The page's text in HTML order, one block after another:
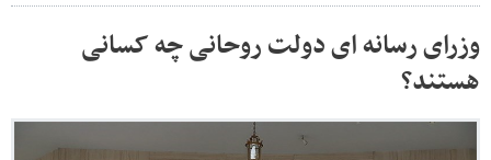
وزرای رسانه ای دولت روحانی چه کسانی
هستند؟